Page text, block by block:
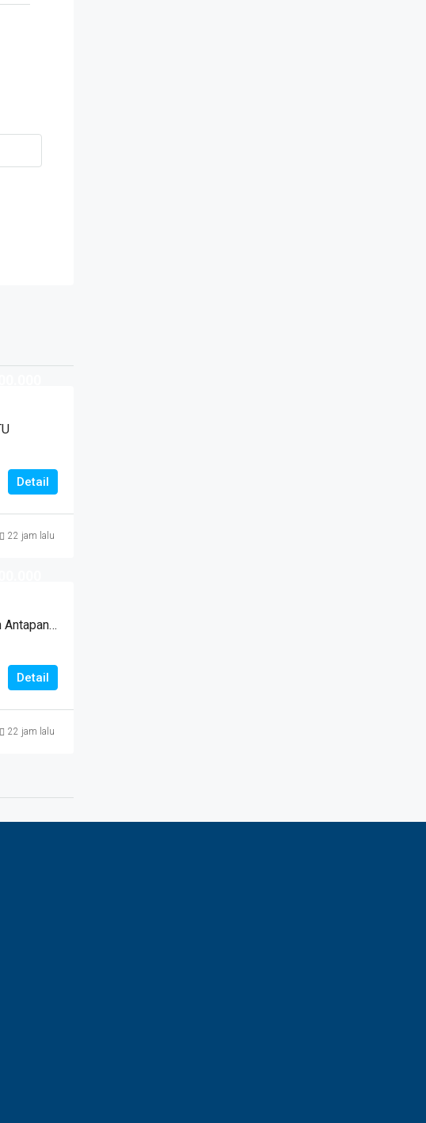
Detail
22 jam lalu
Rumah Strategis Di Pinggir Jalan Daerah Antapani . Cocok Untuk Usaha. SUKANEGARA
Detail
22 jam lalu